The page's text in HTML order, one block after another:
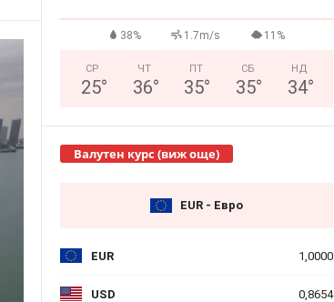
38% 1.7m/s 11%
СР
25°
ЧТ
36°
ПТ
35°
СБ
35°
НД
34°
Валутен курс (виж още)
EUR - Евро
EUR 1,0000
USD 0,8654